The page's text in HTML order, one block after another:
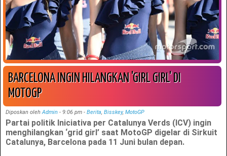
BARCELONA INGIN HILANGKAN 'GIRL GIRL' DI
MOTOGP
Diposkan olehAdmin - 9:06 pm- Berita,Bisskey,MotoGP
Partai politik Iniciativa per Catalunya Verds (ICV) ingin
menghilangkan ‘grid girl’ saat MotoGP digelar di Sirkuit
Catalunya, Barcelona pada 11 Juni bulan depan.